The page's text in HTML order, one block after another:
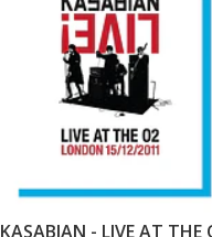
KASABIAN - LIVE AT THE